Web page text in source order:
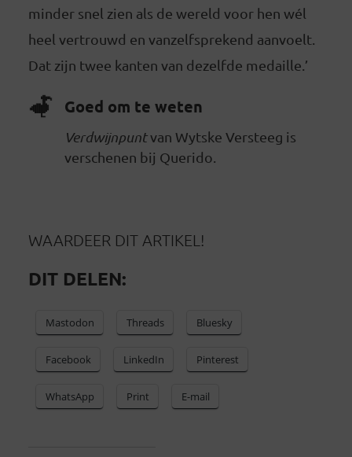
minder snel zien als de wereld voor hen wél
heel vertrouwd en vanzelfsprekend aanvoelt.
Dat zijn twee kanten van dezelfde medaille.’
Goed om te weten
Verdwijnpuntvan Wytske Versteeg is
verschenen bij Querido.
WAARDEER DIT ARTIKEL!
DIT DELEN:
Mastodon Threads Bluesky
Facebook LinkedIn Pinterest
WhatsApp Print E-mail